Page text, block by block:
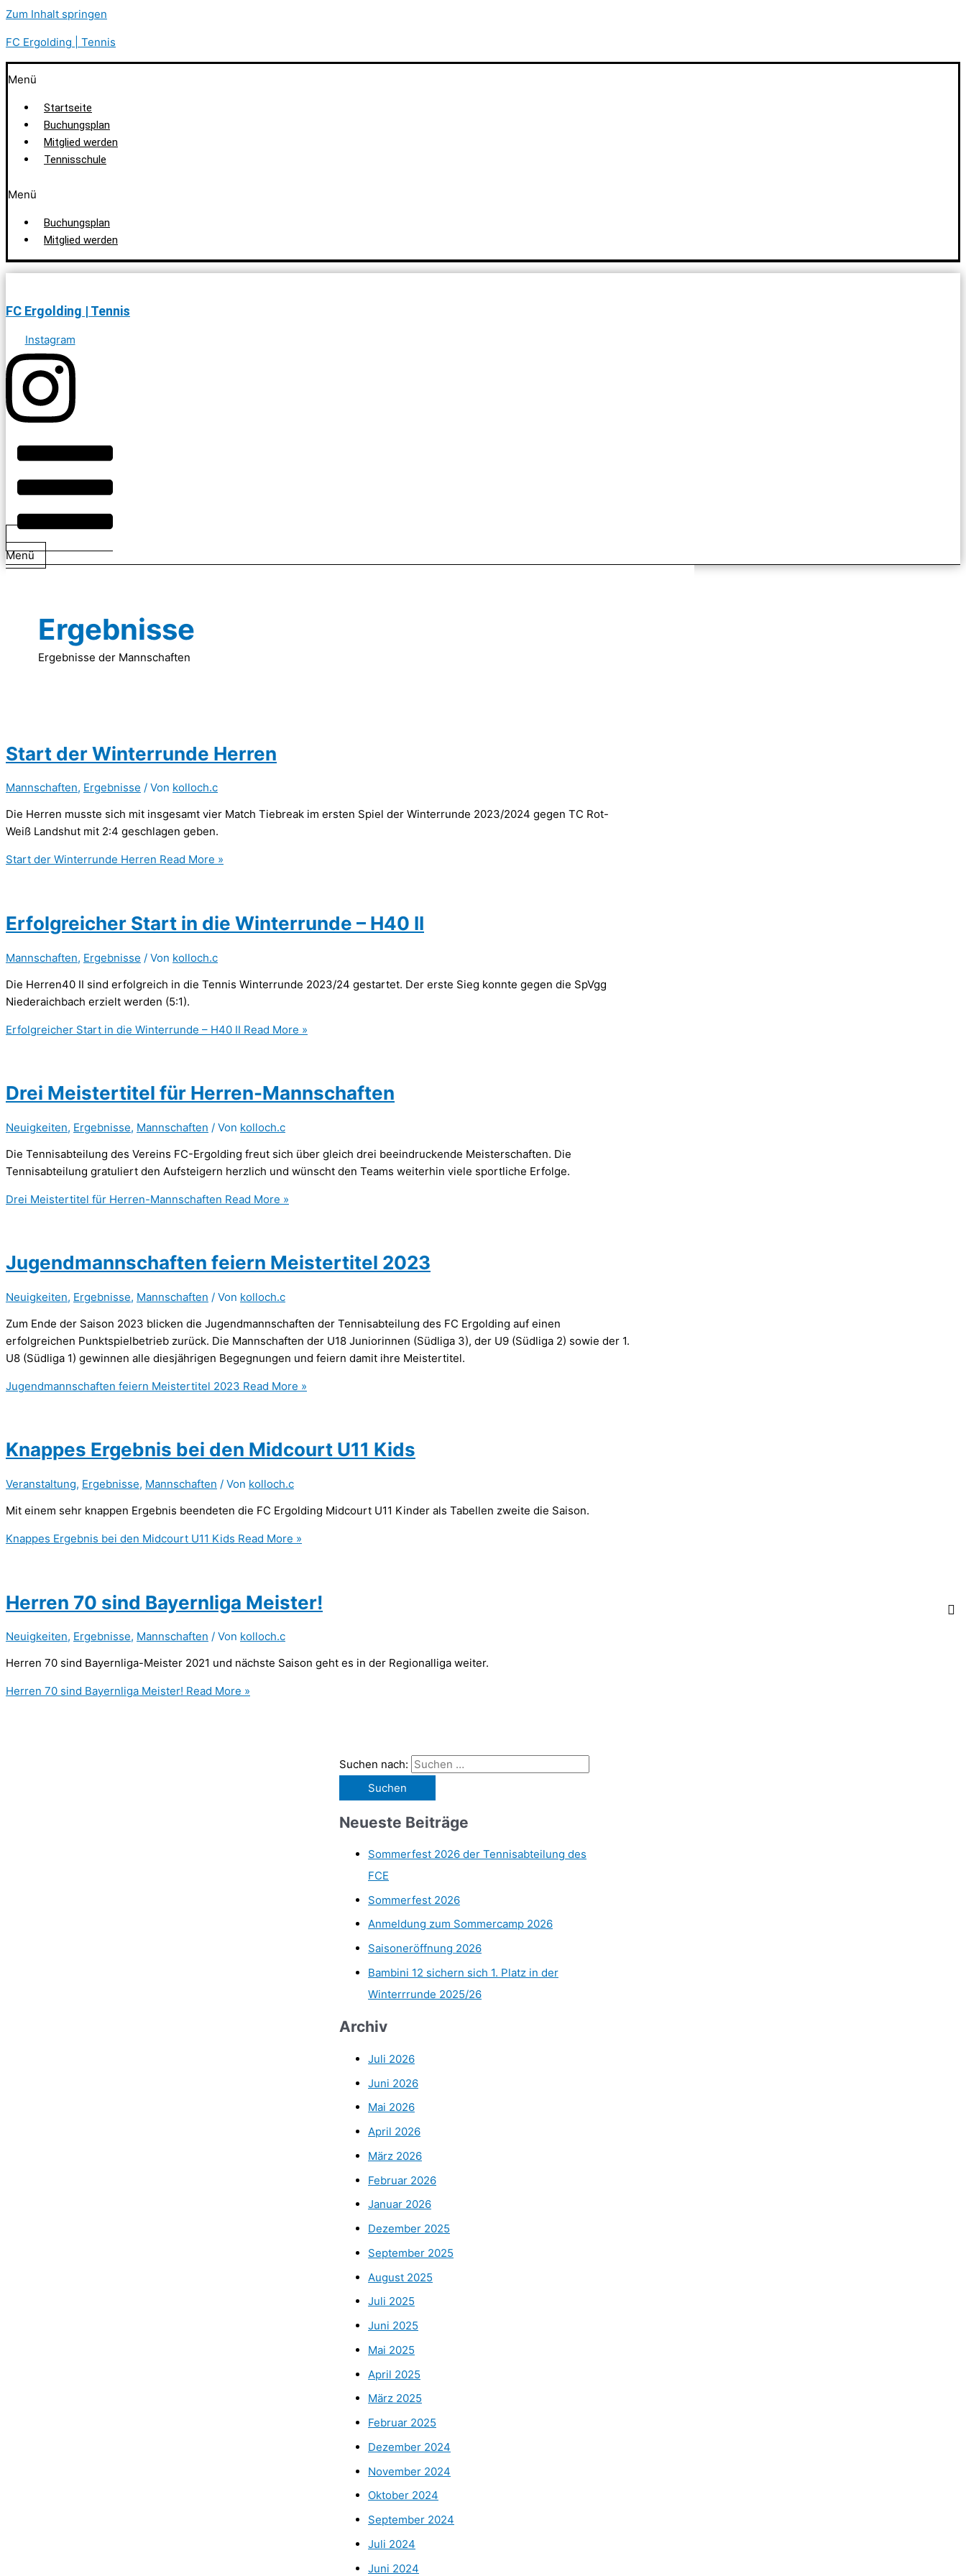
Zum Inhalt springen
FC Ergolding | Tennis
Menü
Startseite
Buchungsplan
Mitglied werden
Tennisschule
Menü
Buchungsplan
Mitglied werden
FC Ergolding | Tennis
Instagram
Menü
Ergebnisse
Ergebnisse der Mannschaften
Start der Winterrunde Herren
Mannschaften, Ergebnisse / Von kolloch.c
Die Herren musste sich mit insgesamt vier Match Tiebreak im ersten Spiel der Winterrunde 2023/2024 gegen TC Rot-
Weiß Landshut mit 2:4 geschlagen geben.
Start der Winterrunde Herren Read More »
Erfolgreicher Start in die Winterrunde – H40 II
Mannschaften, Ergebnisse / Von kolloch.c
Die Herren40 II sind erfolgreich in die Tennis Winterrunde 2023/24 gestartet. Der erste Sieg konnte gegen die SpVgg
Niederaichbach erzielt werden (5:1).
Erfolgreicher Start in die Winterrunde – H40 II Read More »
Drei Meistertitel für Herren-Mannschaften
Neuigkeiten, Ergebnisse, Mannschaften / Von kolloch.c
Die Tennisabteilung des Vereins FC-Ergolding freut sich über gleich drei beeindruckende Meisterschaften. Die
Tennisabteilung gratuliert den Aufsteigern herzlich und wünscht den Teams weiterhin viele sportliche Erfolge.
Drei Meistertitel für Herren-Mannschaften Read More »
Jugendmannschaften feiern Meistertitel 2023
Neuigkeiten, Ergebnisse, Mannschaften / Von kolloch.c
Zum Ende der Saison 2023 blicken die Jugendmannschaften der Tennisabteilung des FC Ergolding auf einen
erfolgreichen Punktspielbetrieb zurück. Die Mannschaften der U18 Juniorinnen (Südliga 3), der U9 (Südliga 2) sowie der 1.
U8 (Südliga 1) gewinnen alle diesjährigen Begegnungen und feiern damit ihre Meistertitel.
Jugendmannschaften feiern Meistertitel 2023 Read More »
Knappes Ergebnis bei den Midcourt U11 Kids
Veranstaltung, Ergebnisse, Mannschaften / Von kolloch.c
Mit einem sehr knappen Ergebnis beendeten die FC Ergolding Midcourt U11 Kinder als Tabellen zweite die Saison.
Knappes Ergebnis bei den Midcourt U11 Kids Read More »
Herren 70 sind Bayernliga Meister!
Neuigkeiten, Ergebnisse, Mannschaften / Von kolloch.c
Herren 70 sind Bayernliga-Meister 2021 und nächste Saison geht es in der Regionalliga weiter.
Herren 70 sind Bayernliga Meister! Read More »
Suchen nach:
Neueste Beiträge
Sommerfest 2026 der Tennisabteilung des
FCE
Sommerfest 2026
Anmeldung zum Sommercamp 2026
Saisoneröffnung 2026
Bambini 12 sichern sich 1. Platz in der
Winterrrunde 2025/26
Archiv
Juli 2026
Juni 2026
Mai 2026
April 2026
März 2026
Februar 2026
Januar 2026
Dezember 2025
September 2025
August 2025
Juli 2025
Juni 2025
Mai 2025
April 2025
März 2025
Februar 2025
Dezember 2024
November 2024
Oktober 2024
September 2024
Juli 2024
Juni 2024